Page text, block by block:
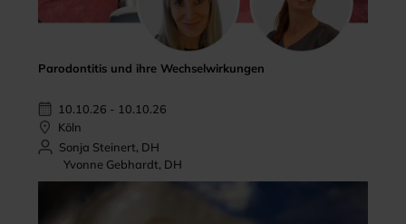
Parodontitis und ihre Wechselwirkungen
10.10.26 - 10.10.26
Köln
Sonja Steinert, DH
Yvonne Gebhardt, DH